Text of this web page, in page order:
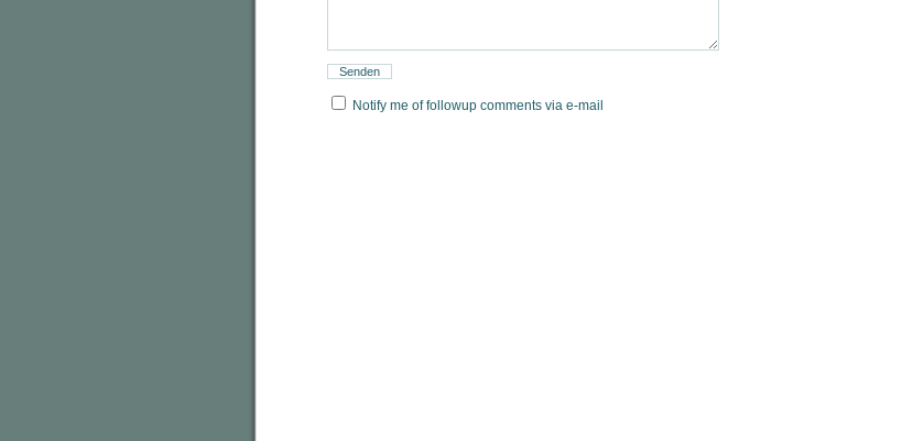
Notify me of followup comments via e-mail